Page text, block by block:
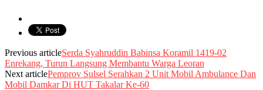
Previous articleSerda Syahruddin Babinsa Koramil 1419-02
Enrekang, Turun Langsung Membantu Warga Leoran
Next articlePemprov Sulsel Serahkan 2 Unit Mobil Ambulance Dan
Mobil Damkar Di HUT Takalar Ke-60